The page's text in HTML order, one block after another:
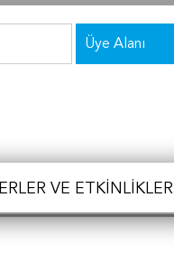
VE ETKINLIKLER
Üye Alanı